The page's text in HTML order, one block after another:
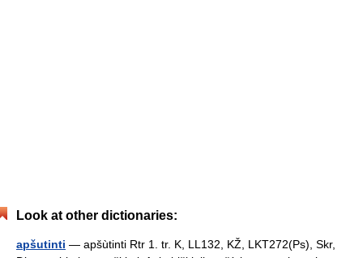
Look at other dictionaries:
apšutinti — apšùtinti Rtr 1. tr. K, LL132, KŽ, LKT272(Ps), Skr,